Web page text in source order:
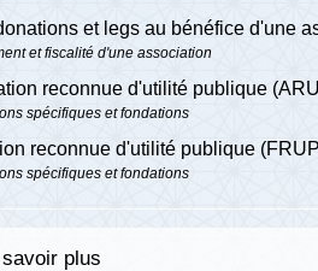
et legs au bénéfice d'une
et fiscalité d'une association
reconnue d'utilité publique
spécifiques et fondations
reconnue d'utilité publique
spécifiques et fondations
plus